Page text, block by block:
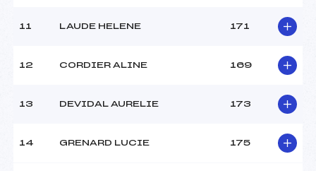
11 LAUDE HELENE 171
12 CORDIER ALINE 169
13 DEVIDAL AURELIE 173
14 GRENARD LUCIE 175